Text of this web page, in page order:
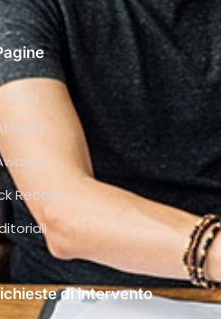
Team
Record
di intervento